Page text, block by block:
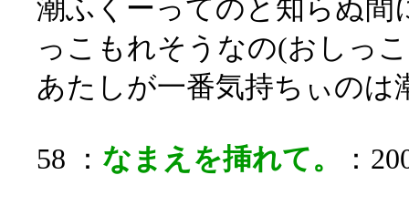
潮ふくーってのと知らぬ
っこもれそうなの(おしっ
あたしが一番気持ちぃのは
58 ： なまえを挿れて。 ：